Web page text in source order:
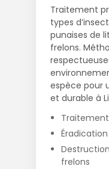
Traitement
types
punaises de
frelons.
espèce pour
et durable à
frelons